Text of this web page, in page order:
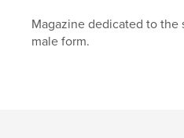
Magazine dedicated to
male form.